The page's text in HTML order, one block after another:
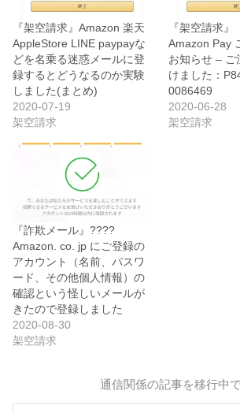
『架空請求』Amazon 楽天
AppleStore LINE paypayな
どを名乗る迷惑メールに登
録するとどうなるのか実験
しました(まとめ)
2020-07-19
架空請求
『架空請求』
Аmazon Pay
お知らせ – ご
けました：
0086469
2020-06-28
架空請求
『詐欺メール』????
Amazon. co. jp にご登録の
アカウント（名前、パスワ
ード、その他個人情報）の
確認という怪しいメールが
きたので登録しました
2020-08-30
架空請求
通信関係の記事を移行中